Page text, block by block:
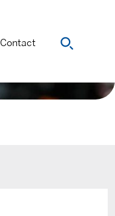
Contact